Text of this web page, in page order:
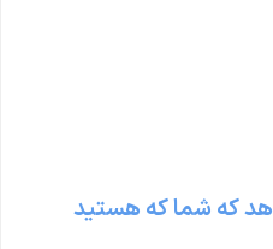
که شما که هستید